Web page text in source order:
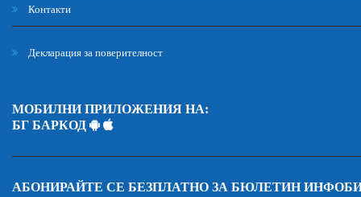
Контакти
Декларация за поверителност
МОБИЛНИ ПРИЛОЖЕНИЯ НА:
БГ БАРКОД
АБОНИРАЙТЕ СЕ БЕЗПЛАТНО ЗА БЮЛЕТИН